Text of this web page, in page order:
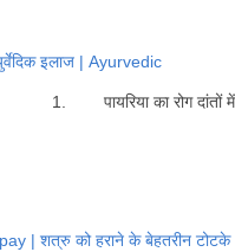
इलाज | Ayurvedic
का रोग दांतों में
| शत्रु को हराने के बेहतरीन टोटके